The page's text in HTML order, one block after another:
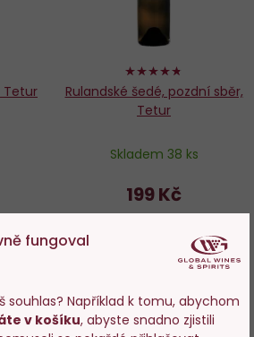
Tetur
94%
Rulandské šedé, pozdní sběr,
Tetur
Skladem 38 ks
199 Kč
+
fungoval
souhlas? Například k tomu, abychom
v košíku, abyste snadno zjistili
na stránky